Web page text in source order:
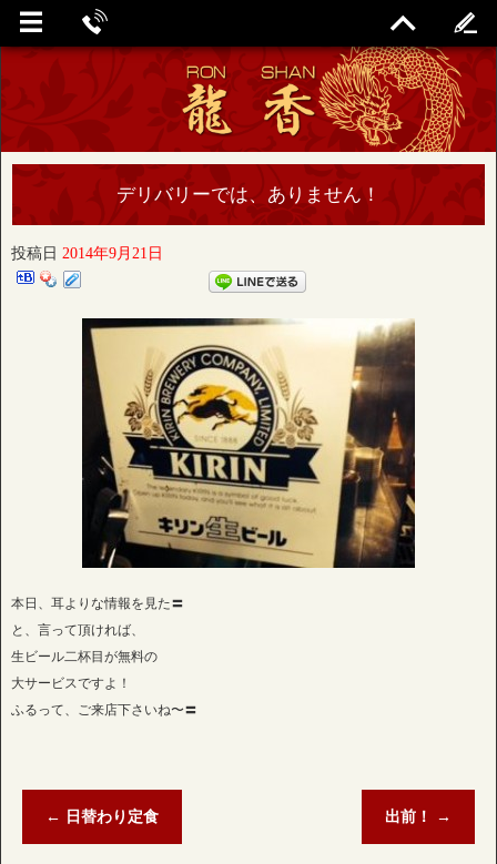
デリバリーでは、ありません！
投稿日 2014年9月21日
本日、耳よりな情報を見た〓
と、言って頂ければ、
生ビール二杯目が無料の
大サービスですよ！
ふるって、ご来店下さいね〜〓
← 日替わり定食 出前！ →